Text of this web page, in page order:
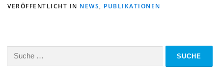
VERÖFFENTLICHT IN NEWS, PUBLIKATIONEN
Suche